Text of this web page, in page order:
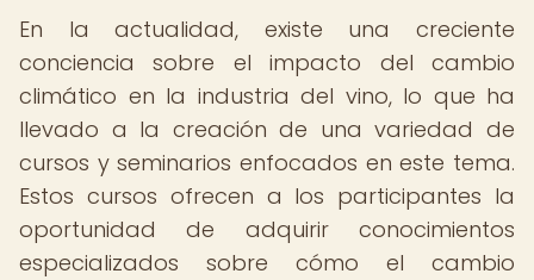
En la actualidad, existe una creciente
conciencia sobre el impacto del cambio
climático en la industria del vino, lo que ha
llevado a la creación de una variedad de
cursos y seminarios enfocados en este tema.
Estos cursos ofrecen a los participantes la
oportunidad de adquirir conocimientos
especializados sobre cómo el cambio